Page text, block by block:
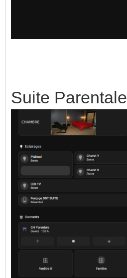
Suite Parentale